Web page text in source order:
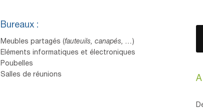
Bureaux :
Meubles partagés (fauteuils, canapés, … )
Eléments informatiques et électroniques
Poubelles
Salles de réunions